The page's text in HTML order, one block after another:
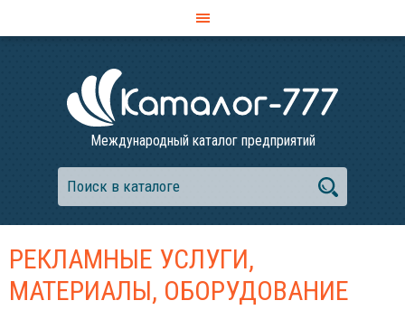
Международный каталог предприятий
РЕКЛАМНЫЕ УСЛУГИ,
МАТЕРИАЛЫ, ОБОРУДОВАНИЕ